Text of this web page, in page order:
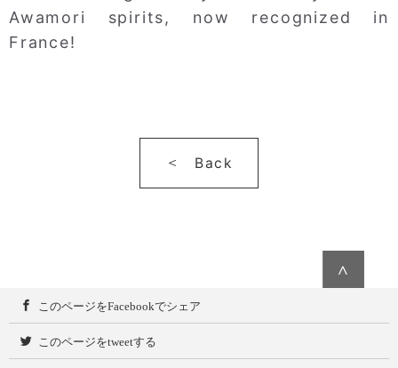
Awamori spirits, now recognized in
France!
Back
∧
このページをFacebookでシェア
このページをtweetする